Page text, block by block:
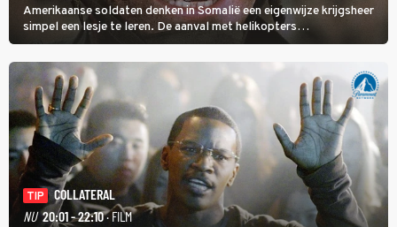
Amerikaanse soldaten denken in Somalië een eigenwijze krijgsheer
simpel een lesje te leren. De aanval met helikopters
verloopt in Black Hawk down dramatisch.
TIP
COLLATERAL
NU 20:01 - 22:10· FILM